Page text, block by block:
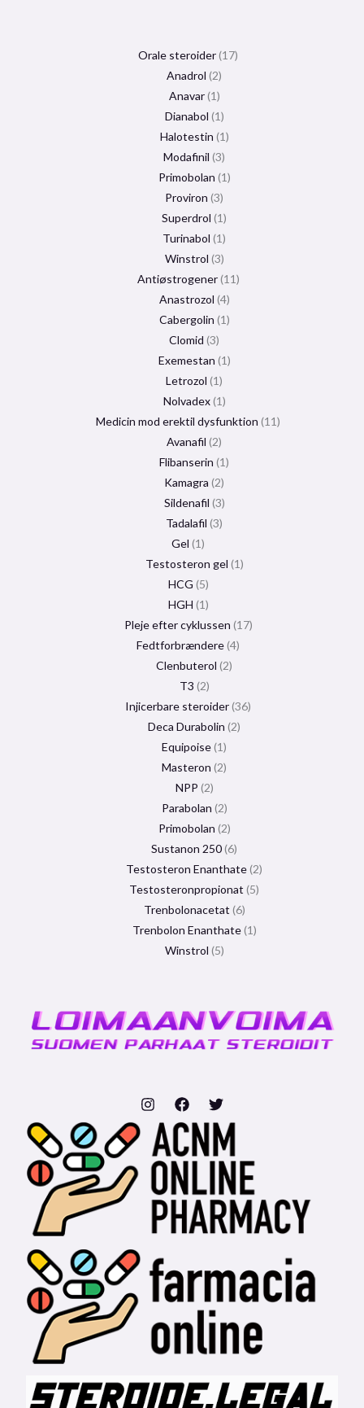
Orale steroider 17
Anadrol 2
Anavar 1
Dianabol 1
Halotestin 1
Modafinil 3
Primobolan 1
Proviron 3
Superdrol 1
Turinabol 1
Winstrol 3
Antiøstrogener 11
Anastrozol 4
Cabergolin 1
Clomid 3
Exemestan 1
Letrozol 1
Nolvadex 1
Medicin mod erektil dysfunktion 11
Avanafil 2
Flibanserin 1
Kamagra 2
Sildenafil 3
Tadalafil 3
Gel 1
Testosteron gel 1
HCG 5
HGH 1
Pleje efter cyklussen 17
Fedtforbrændere 4
Clenbuterol 2
T3 2
Injicerbare steroider 36
Deca Durabolin 2
Equipoise 1
Masteron 2
NPP 2
Parabolan 2
Primobolan 2
Sustanon 250 6
Testosteron Enanthate 2
Testosteronpropionat 5
Trenbolonacetat 6
Trenbolon Enanthate 1
Winstrol 5